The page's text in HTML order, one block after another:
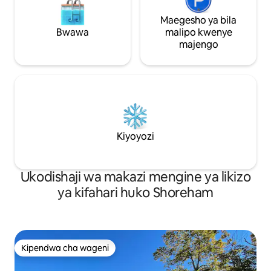
Bwawa
Maegesho ya bila
malipo kwenye
majengo
Kiyoyozi
Ukodishaji wa makazi mengine ya likizo
ya kifahari huko Shoreham
Kipendwa cha wageni
Kipendwa cha wageni